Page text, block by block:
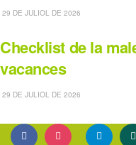
29 DE JULIOL DE 2026
Checklist de la
vacances
29 DE JULIOL DE 2026